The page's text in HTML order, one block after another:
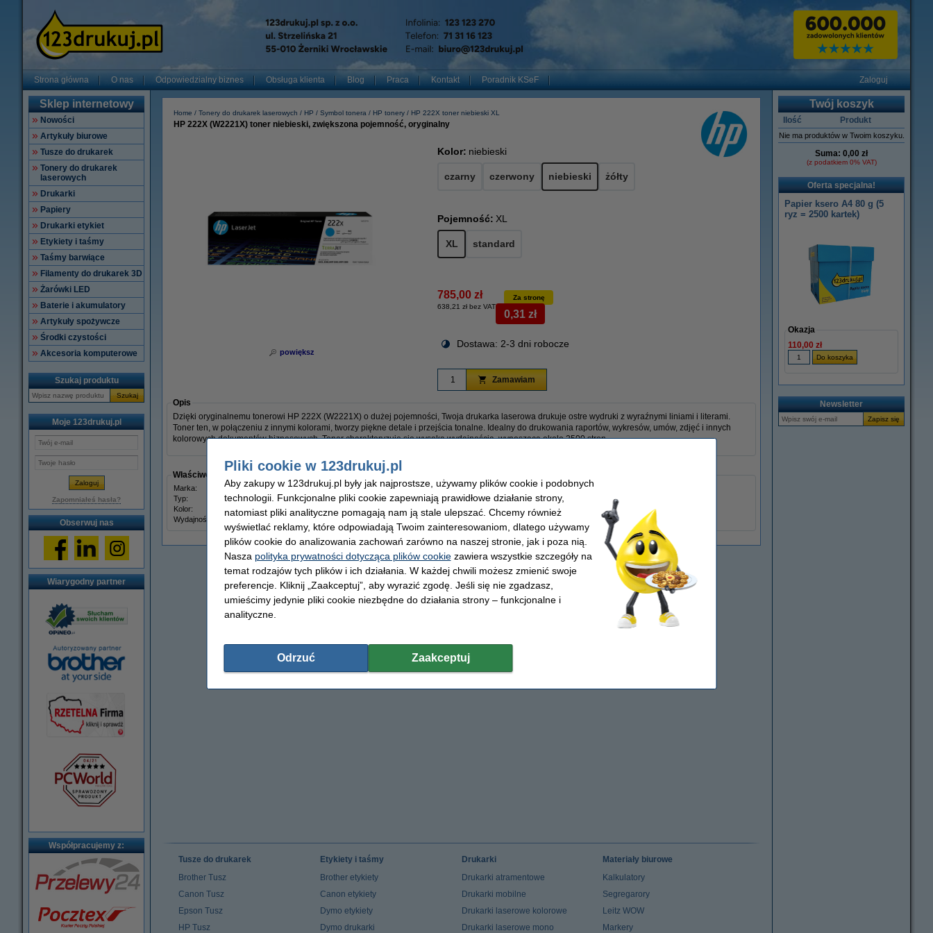
Strona główna O nas Odpowiedzialny biznes Obsługa klienta Blog Praca Kontakt Poradnik KSeF Zaloguj
Sklep internetowy
Nowości
Artykuły biurowe
Tusze do drukarek
Tonery do drukarek
laserowych
Drukarki
Papiery
Drukarki etykiet
Etykiety i taśmy
Taśmy barwiące
Filamenty do drukarek 3D
Żarówki LED
Baterie i akumulatory
Artykuły spożywcze
Środki czystości
Akcesoria komputerowe
Szukaj produktu
Szukaj
Moje 123drukuj.pl
Zapomniałeś hasła?
Obserwuj nas
Wiarygodny partner
Współpracujemy z:
Home Tonery do drukarek laserowych HP Symbol tonera HP tonery HP 222X toner niebieski XL
HP 222X (W2221X) toner niebieski, zwiększona pojemność, oryginalny
powiększ
Kolor: niebieski
czarny czerwony niebieski żółty
Pojemność: XL
XL standard
785,00 zł
638,21 zł bez VAT
Za stronę
0,31 zł
Dostawa: 2-3 dni robocze
Zamawiam
Opis
Dzięki oryginalnemu tonerowi HP 222X (W2221X) o dużej pojemności, Twoja drukarka laserowa drukuje ostre wydruki z wyraźnymi liniami i literami.
Toner ten, w połączeniu z innymi kolorami, tworzy piękne detale i przejścia tonalne. Idealny do drukowania raportów, wykresów, umów, zdjęć i innych
kolorowych dokumentów biznesowych. Toner charakteryzuje się wysoką wydajnością, wynoszącą około 2500 stron.
Właściwości
Marka: HP OEM:
Typ:
toner Numer artykułu:
Kolor:
niebieski Pojemność:
Wydajność:
± 2.500 stron Numer: W2221X
Twój koszyk
Ilość Produkt
Nie ma produktów w Twoim koszyku.
Suma: 0,00 zł
(z podatkiem 0% VAT)
Oferta specjalna!
Papier ksero A4 80 g (5
ryz = 2500 kartek)
Okazja
110,00 zł
Newsletter
Tusze do drukarek
Brother Tusz
Canon Tusz
Epson Tusz
HP Tusz
Etykiety i taśmy
Brother etykiety
Canon etykiety
Dymo etykiety
Dymo drukarki
Drukarki
Drukarki atramentowe
Drukarki mobilne
Drukarki laserowe kolorowe
Drukarki laserowe mono
Materiały biurowe
Kalkulatory
Segregarory
Leitz WOW
Markery
Pliki cookie w 123drukuj.pl
Aby zakupy w 123drukuj.pl były jak najprostsze, używamy plików cookie i podobnych
technologii. Funkcjonalne pliki cookie zapewniają prawidłowe działanie strony,
natomiast pliki analityczne pomagają nam ją stale ulepszać. Chcemy również
wyświetlać reklamy, które odpowiadają Twoim zainteresowaniom, dlatego używamy
plików cookie do analizowania zachowań zarówno na naszej stronie, jak i poza nią.
Nasza polityka prywatności dotycząca plików cookiezawiera wszystkie szczegóły na
temat rodzajów tych plików i ich działania. W każdej chwili możesz zmienić swoje
preferencje. Kliknij „Zaakceptuj”, aby wyrazić zgodę. Jeśli się nie zgadzasz,
umieścimy jedynie pliki cookie niezbędne do działania strony – funkcjonalne i
analityczne.
Odrzuć Zaakceptuj